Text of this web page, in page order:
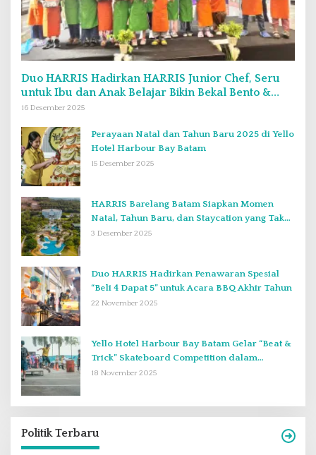
Duo HARRIS Hadirkan HARRIS Junior Chef, Seru
untuk Ibu dan Anak Belajar Bikin Bekal Bento &
Kimbab
16 Desember 2025
Perayaan Natal dan Tahun Baru 2025 di Yello
Hotel Harbour Bay Batam
15 Desember 2025
HARRIS Barelang Batam Siapkan Momen
Natal, Tahun Baru, dan Staycation yang Tak
Terlupakan di Desember 2025
3 Desember 2025
Duo HARRIS Hadirkan Penawaran Spesial
“Beli 4 Dapat 5” untuk Acara BBQ Akhir Tahun
22 November 2025
Yello Hotel Harbour Bay Batam Gelar “Beat &
Trick” Skateboard Competition dalam
Perayaan Anniversary ke-2
18 November 2025
Politik Terbaru